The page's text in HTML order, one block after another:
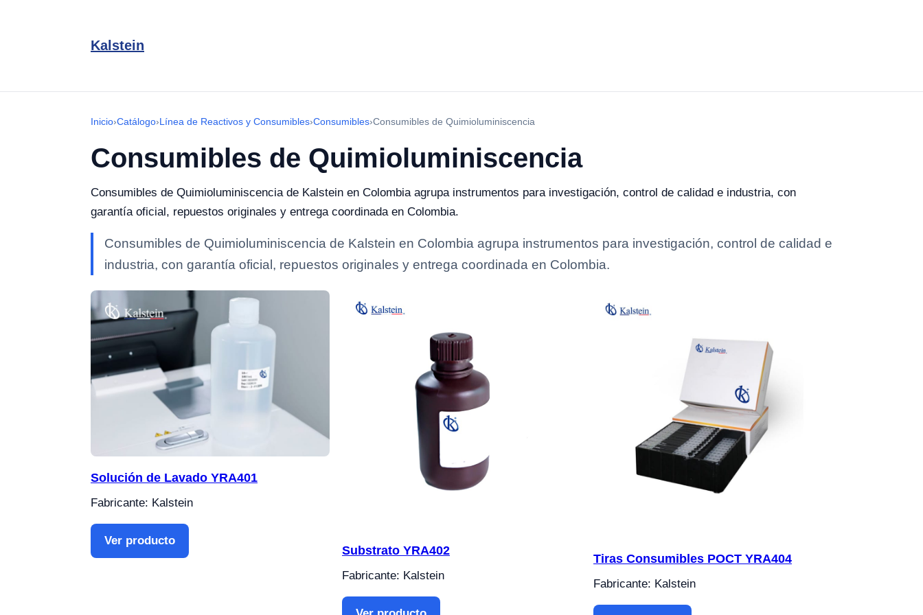
Kalstein
Inicio›Catálogo›Línea de Reactivos y Consumibles›Consumibles›Consumibles de Quimioluminiscencia
Consumibles de Quimioluminiscencia
Consumibles de Quimioluminiscencia de Kalstein en Colombia agrupa instrumentos para investigación, control de calidad e industria, con
garantía oficial, repuestos originales y entrega coordinada en Colombia.
Consumibles de Quimioluminiscencia de Kalstein en Colombia agrupa instrumentos para investigación, control de calidad e
industria, con garantía oficial, repuestos originales y entrega coordinada en Colombia.
Solución de Lavado YRA401
Fabricante: Kalstein
Ver producto
Substrato YRA402
Fabricante: Kalstein
Tiras Consumibles POCT YRA404
Fabricante: Kalstein